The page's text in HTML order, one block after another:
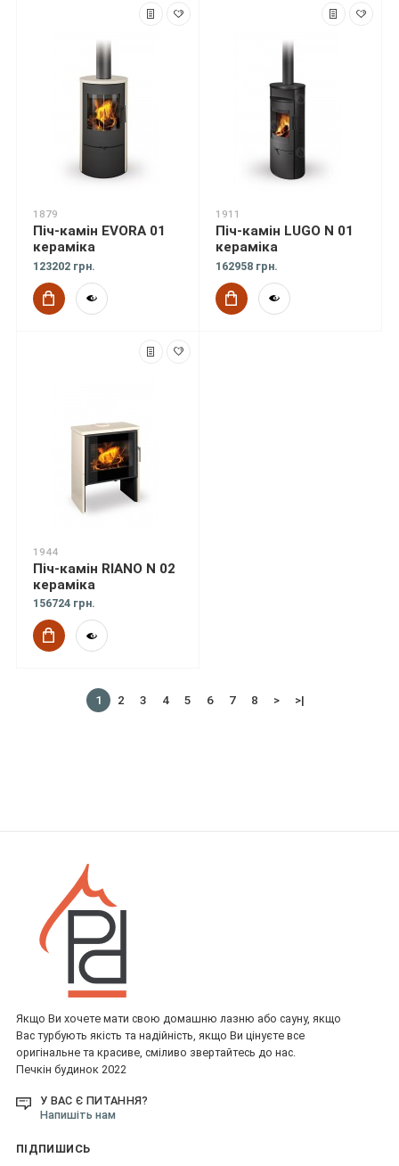
1879
Піч-камін EVORA 01
кераміка
123202 грн.
1911
Піч-камін LUGO N 01
кераміка
162958 грн.
1944
Піч-камін RIANO N 02
кераміка
156724 грн.
1 2 3 4 5 6 7 8 > >|
Якщо Ви хочете мати свою домашню лазню або сауну, якщо
Вас турбують якість та надійність, якщо Ви цінуєте все
оригінальне та красиве, сміливо звертайтесь до нас.
Печкін будинок 2022
У ВАС Є ПИТАННЯ?
Напишіть нам
ПІДПИШИСЬ